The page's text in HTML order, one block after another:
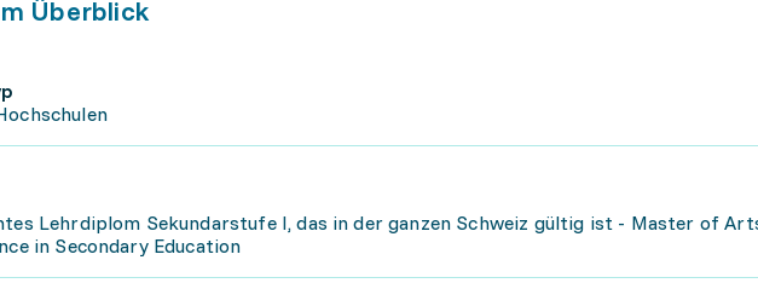
Überblick
Lehrdiplom Sekundarstufe I, das in der ganzen Schweiz gültig ist - Master of
in Secondary Education